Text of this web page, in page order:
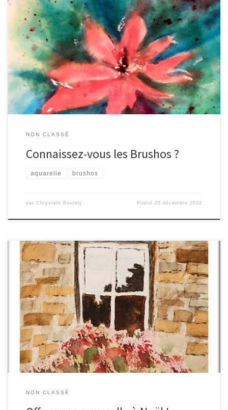
voici le ciel de Montpellier .. Connaissez-vous les « Bushos » il s’agit
de pigments de couleurs présentés sous forme de poudres et qui
se diluent à l’eau … Les effets rendus peuvent être très sympas e t
complémentaires à l’aquarelle … Voici un exemple : Des fleurs
NON CLASSÉ
Connaissez-vous les Brushos ?
aquarelle brushos
par Chrystele Bourely Publié26 décembre 2022
Pour ceux qui veulent faire plaisir à leurs proches … Avez-vous
déjà pensé à lui offrir une jolie aquarelle ? Je peux peindre à la
demande, à partir d’une photo .. ou autres N’hésitez pas à me
contacter ! Chrystèle
NON CLASSÉ